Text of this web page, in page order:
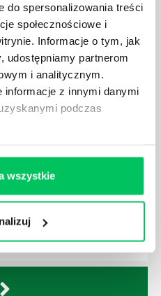
do spersonalizowania treści
społecznościowe i
Informacje o tym, jak
udostępniamy partnerom
i analitycznym.
informacje z innymi danymi
podczas
wszystkie
stanowisko w każdej
w pełni odpowiedzialna
mu osób oraz
POWINIEN ZNAĆ
które mogą okazać
etapami projektu nie
tego świadomość.